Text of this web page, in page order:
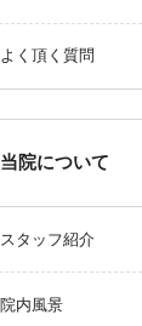
よく頂く質問
当院について
スタッフ紹介
院内風景